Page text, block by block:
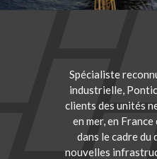
Spécialiste
industrielle,
clients des unités
en mer, en
dans le cadre du
nouvelles